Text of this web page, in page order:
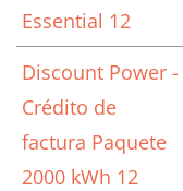
Essential 12
Discount Power -
Crédito de
factura Paquete
2000 kWh 12